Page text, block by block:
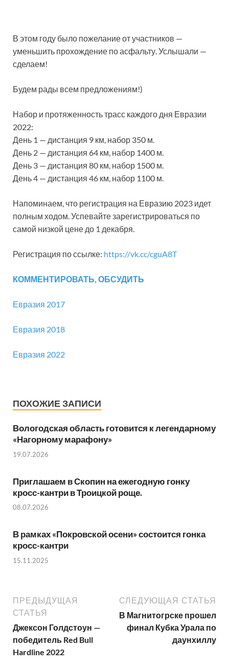
В этом году было пожелание от участников —
уменьшить прохождение по асфальту. Услышали —
сделаем!
Будем рады всем предложениям!)
Набор и протяженность трасс каждого дня Евразии
2022:
День 1 — дистанция 9 км, набор 350 м.
День 2 — дистанция 64 км, набор 1400 м.
День 3 — дистанция 80 км, набор 1500 м.
День 4 — дистанция 46 км, набор 1100 м.
Напоминаем, что регистрация на Евразию 2023 идет
полным ходом. Успевайте зарегистрироваться по
самой низкой цене до 1 декабря.
Регистрация по ссылке: https://vk.cc/cguA8T
КОММЕНТИРОВАТЬ, ОБСУДИТЬ
Евразия 2017
Евразия 2018
Евразия 2022
ПОХОЖИЕ ЗАПИСИ
Вологодская область готовится к легендарному
«Нагорному марафону»
19.07.2026
Приглашаем в Скопин на ежегодную гонку
кросс-кантри в Троицкой роще.
08.07.2026
В рамках «Покровской осени» состоится гонка
кросс-кантри
15.11.2025
ПРЕДЫДУЩАЯ
СТАТЬЯ
Джексон Голдстоун —
победитель Red Bull
Hardline 2022
СЛЕДУЮЩАЯ СТАТЬЯ
В Магнитогрске прошел
финал Кубка Урала по
даунхиллу